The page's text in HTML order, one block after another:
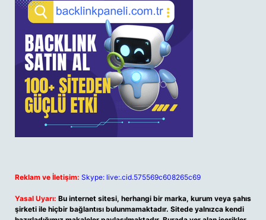
Reklam ve İletişim: Skype: live:.cid.575569c608265c69
Yasal Uyarı: Bu internet sitesi, herhangi bir marka, kurum veya şahıs
şirketi ile hiçbir bağlantısı bulunmamaktadır. Sitede yalnızca kendi